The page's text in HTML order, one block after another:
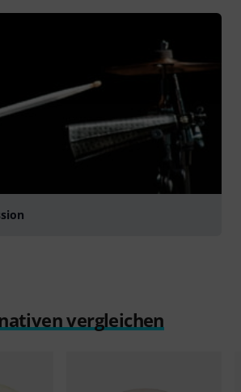
vergleichen